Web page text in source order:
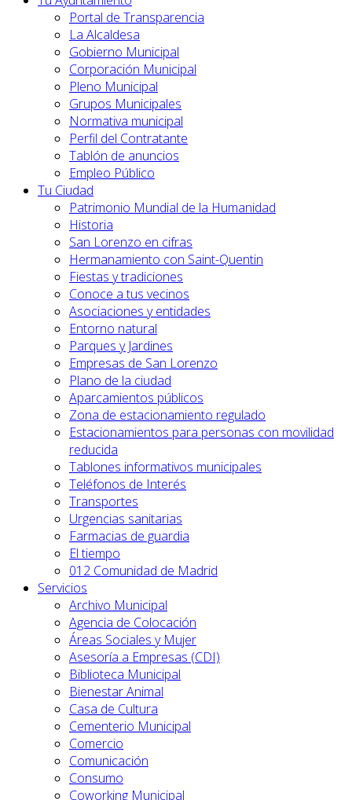
Portal de Transparencia
La Alcaldesa
Gobierno Municipal
Corporación Municipal
Pleno Municipal
Grupos Municipales
Normativa municipal
Perfil del Contratante
Tablón de anuncios
Empleo Público
Tu Ciudad
Patrimonio Mundial de la Humanidad
Historia
San Lorenzo en cifras
Hermanamiento con Saint-Quentin
Fiestas y tradiciones
Conoce a tus vecinos
Asociaciones y entidades
Entorno natural
Parques y Jardines
Empresas de San Lorenzo
Plano de la ciudad
Aparcamientos públicos
Zona de estacionamiento regulado
Estacionamientos para personas con movilidad
reducida
Tablones informativos municipales
Teléfonos de Interés
Transportes
Urgencias sanitarias
Farmacias de guardia
El tiempo
012 Comunidad de Madrid
Servicios
Archivo Municipal
Agencia de Colocación
Áreas Sociales y Mujer
Asesoría a Empresas (CDI)
Biblioteca Municipal
Bienestar Animal
Casa de Cultura
Cementerio Municipal
Comercio
Comunicación
Consumo
Coworking Municipal